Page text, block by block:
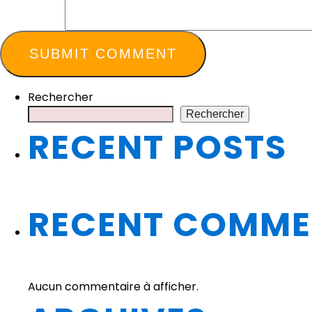
Rechercher
Rechercher
RECENT POSTS
RECENT
Aucun commentaire à afficher.